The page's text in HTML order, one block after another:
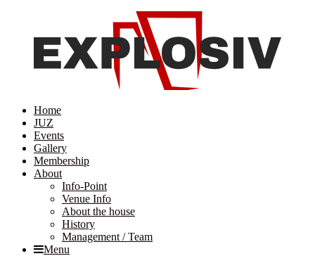
Home
JUZ
Events
Gallery
Membership
About
Info-Point
Venue Info
About the house
History
Management / Team
Menu